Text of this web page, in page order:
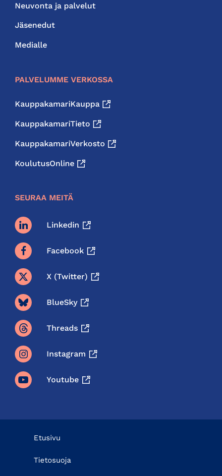
Neuvonta ja palvelut
Jäsenedut
Medialle
PALVELUMME VERKOSSA
KauppakamariKauppa
KauppakamariTieto
KauppakamariVerkosto
KoulutusOnline
SEURAA MEITÄ
Linkedin
Facebook
X (twitter)
BlueSky
Threads
Instagram
Youtube
Etusivu
Tietosuoja